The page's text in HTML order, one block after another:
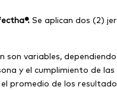
Se aplican dos (2)
variables,
y el cumplimiento de las
promedio de los